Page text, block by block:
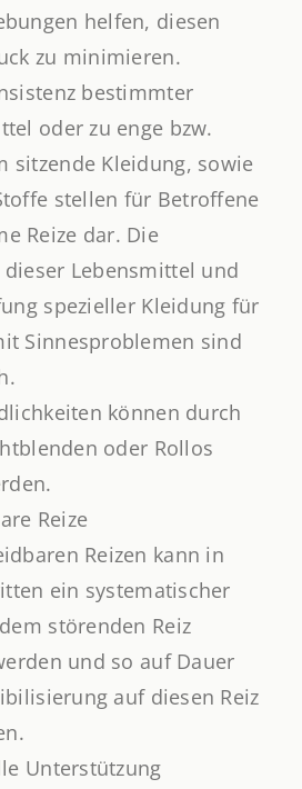
helfen, diesen
zu minimieren.
bestimmter
oder zu enge bzw.
sitzende Kleidung, sowie
stellen für Betroffene
Reize dar. Die
Lebensmittel und
spezieller Kleidung für
Sinnesproblemen sind
können durch
oder Rollos
Reize
Reizen kann in
ein systematischer
störenden Reiz
und so auf Dauer
auf diesen Reiz
Unterstützung